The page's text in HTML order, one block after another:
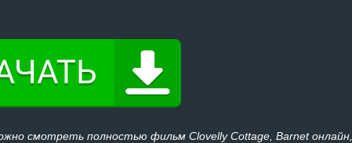
смотреть полностью фильм Clovelly Cottage, Barnet онлайн,